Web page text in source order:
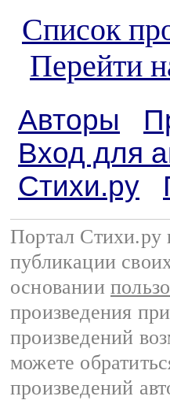
Список
Перейти
Авторы
Вход для
Стихи.ру
Портал Стихи.ру
публикации
основании
произведения
произведений
можете
произведений